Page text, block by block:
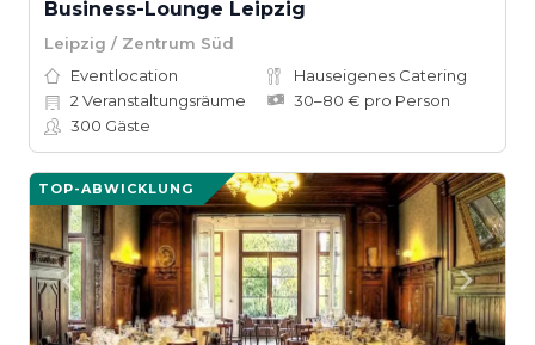
Business-Lounge Leipzig
Leipzig / Zentrum Süd
Eventlocation
Hauseigenes Catering
2 Veranstaltungsräume
30–80 € pro Person
300 Gäste
TOP-ABWICKLUNG